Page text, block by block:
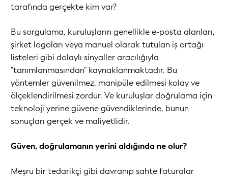
tarafında gerçekte kim var?
Bu sorgulama, kuruluşların genellikle e-posta alanları,
şirket logoları veya manuel olarak tutulan iş ortağı
listeleri gibi dolaylı sinyaller aracılığıyla
"tanımlanmasından" kaynaklanmaktadır. Bu
yöntemler güvenilmez, manipüle edilmesi kolay ve
ölçeklendirilmesi zordur. Ve kuruluşlar doğrulama için
teknoloji yerine güvene güvendiklerinde, bunun
sonuçları gerçek ve maliyetlidir.
Güven, doğrulamanın yerini aldığında ne olur?
Meşru bir tedarikçi gibi davranıp sahte faturalar